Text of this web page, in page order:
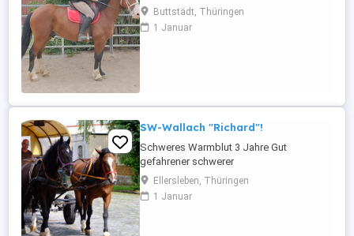
Gelände zu reiten. Dudek ist auch
zweispännig gefahren. Optimales
Hobbypferd und auch für Reitbetriebe
Buttstädt, Thüringen
1 Januar
SW-Wallach "Richard"!
Schweres Warmblut 3 Jahre Gut
gefahrener schwerer
Warmblutwallach,läuft rechts wie links an
Kutsche und Planwagen im Stadtverkehr.
Richard ist einfach im
Ellersleben, Thüringen
1 Januar